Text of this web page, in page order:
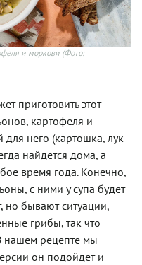
и моркови (Фото:
приготовить этот
картофеля и
него (картошка, лук
найдется дома, а
время года. Конечно,
с ними у супа будет
но бывают ситуации,
грибы, так что
нашем рецепте мы
он подойдет и